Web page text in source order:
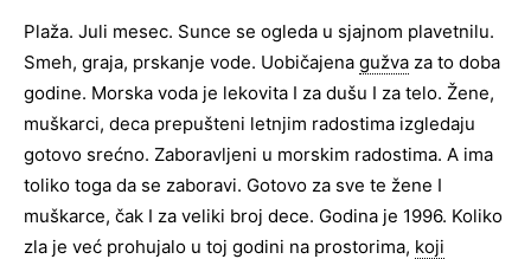
Plaža. Juli mesec. Sunce se ogleda u sjajnom plavetnilu.
Smeh, graja, prskanje vode. Uobičajena gužva za to doba
godine. Morska voda je lekovita I za dušu I za telo. Žene,
muškarci, deca prepušteni letnjim radostima izgledaju
gotovo srećno. Zaboravljeni u morskim radostima. A ima
toliko toga da se zaboravi. Gotovo za sve te žene I
muškarce, čak I za veliki broj dece. Godina je 1996. Koliko
zla je već prohujalo u toj godini na prostorima, koji